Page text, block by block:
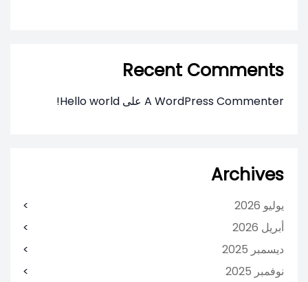
Recent Comments
A WordPress Commenter على Hello world!
Archives
يوليو 2026
أبريل 2026
ديسمبر 2025
نوفمبر 2025